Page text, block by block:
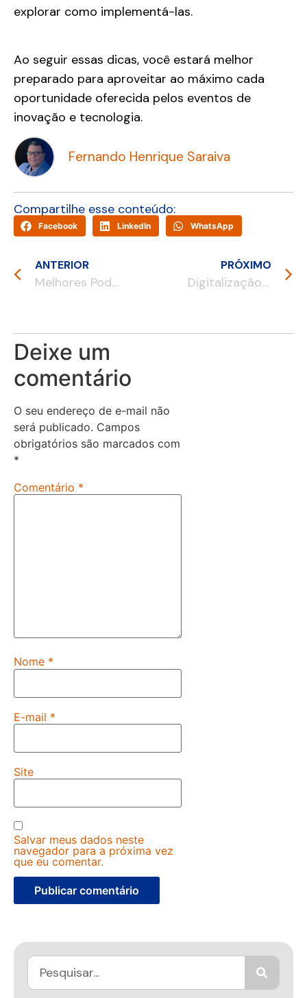
explorar como implementá-las.
Ao seguir essas dicas, você estará melhor
preparado para aproveitar ao máximo cada
oportunidade oferecida pelos eventos de
inovação e tecnologia.
Fernando Henrique Saraiva
Compartilhe esse conteúdo:
Facebook LinkedIn WhatsApp
ANTERIOR
Melhores Podcasts Empresariais
PRÓXIMO
Digitalização da Indústria: Guia completo
Deixe um
comentário
O seu endereço de e-mail não
será publicado. Campos
obrigatórios são marcados com
*
Comentário *
Nome *
E-mail *
Site
Salvar meus dados neste
navegador para a próxima vez
que eu comentar.